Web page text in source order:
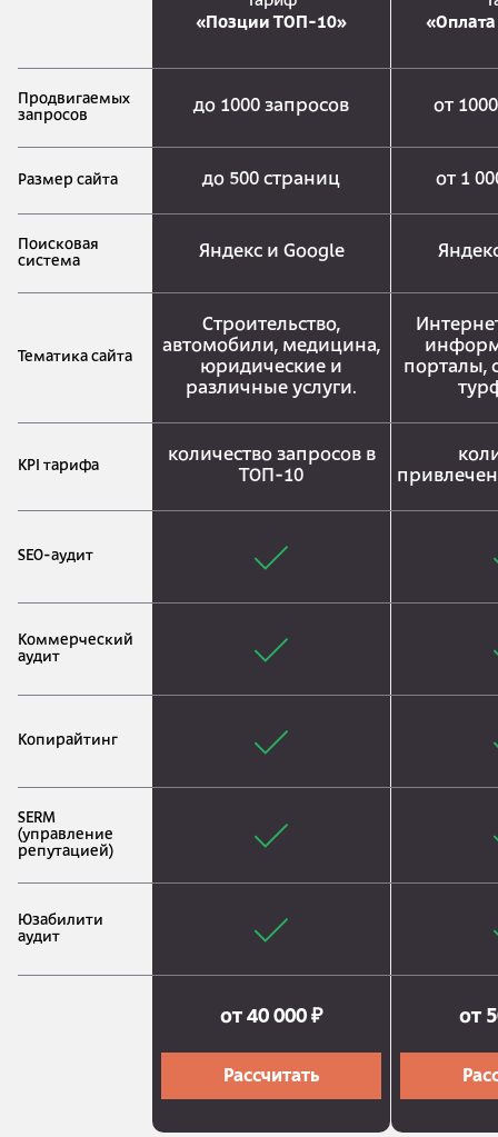
«Позции ТОП-10»
Продвигаемых
запросов
до 1000 запросов от
Размер сайта до 500 страниц от 1
Поисковая
система
Яндекс и Google
Тематика сайта
Строительство,
автомобили, медицина,
юридические и
различные услуги.
порталы,
KPI тарифа
количество запросов в
ТОП-10
SEO-аудит
Коммерческий
аудит
Копирайтинг
SERM
(управление
репутацией)
Юзабилити
аудит
от 40 000 ₽
Рассчитать
от